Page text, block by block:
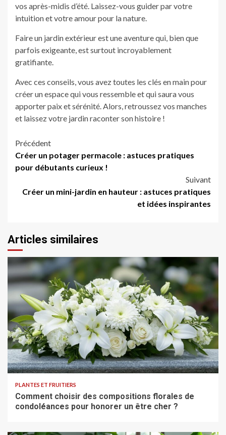
vos après-midis d’été. Laissez-vous guider par votre
intuition et votre amour pour la nature.
Faire un jardin extérieur est une aventure qui, bien que
parfois exigeante, est surtout incroyablement
gratifiante.
Avec ces conseils, vous avez toutes les clés en main pour
créer un espace qui vous ressemble et qui saura vous
apporter paix et sérénité. Alors, retroussez vos manches
et laissez votre jardin raconter son histoire !
Navigation
d’article
Précédent
Créer un potager permacole : astuces pratiques
pour débutants curieux !
Suivant
Créer un mini-jardin en hauteur : astuces pratiques
et idées inspirantes
Articles similaires
PLANTES ET FRUITIERS
Comment choisir des compositions florales de
condoléances pour honorer un être cher ?